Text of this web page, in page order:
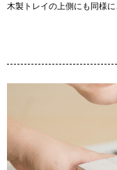
木製トレイの上側にも同様